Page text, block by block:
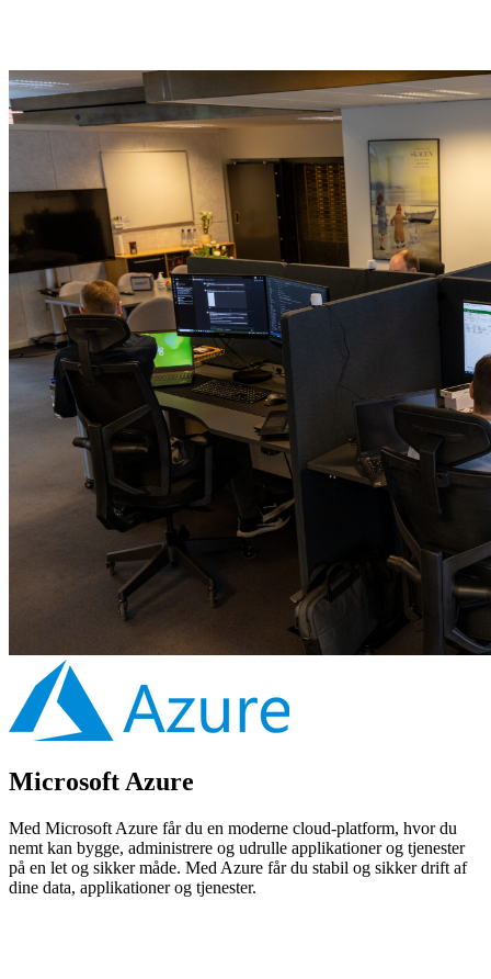
Microsoft Azure
Med Microsoft Azure får du en moderne cloud-platform, hvor du
nemt kan bygge, administrere og udrulle applikationer og tjenester
på en let og sikker måde. Med Azure får du stabil og sikker drift af
dine data, applikationer og tjenester.